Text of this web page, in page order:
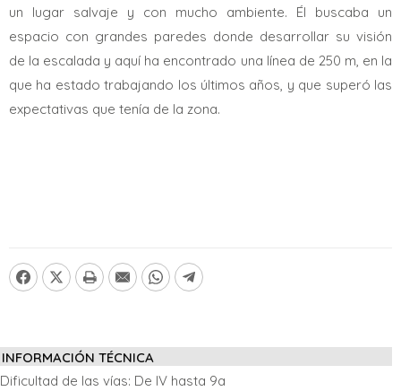
un lugar salvaje y con mucho ambiente. Él buscaba un
espacio con grandes paredes donde desarrollar su visión
de la escalada y aquí ha encontrado una línea de 250 m, en la
que ha estado trabajando los últimos años, y que superó las
expectativas que tenía de la zona.
INFORMACIÓN TÉCNICA
Dificultad de las vías: De IV hasta 9a